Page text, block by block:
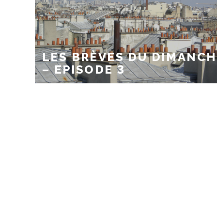
LES BRÈVES DU
– EPISODE 3